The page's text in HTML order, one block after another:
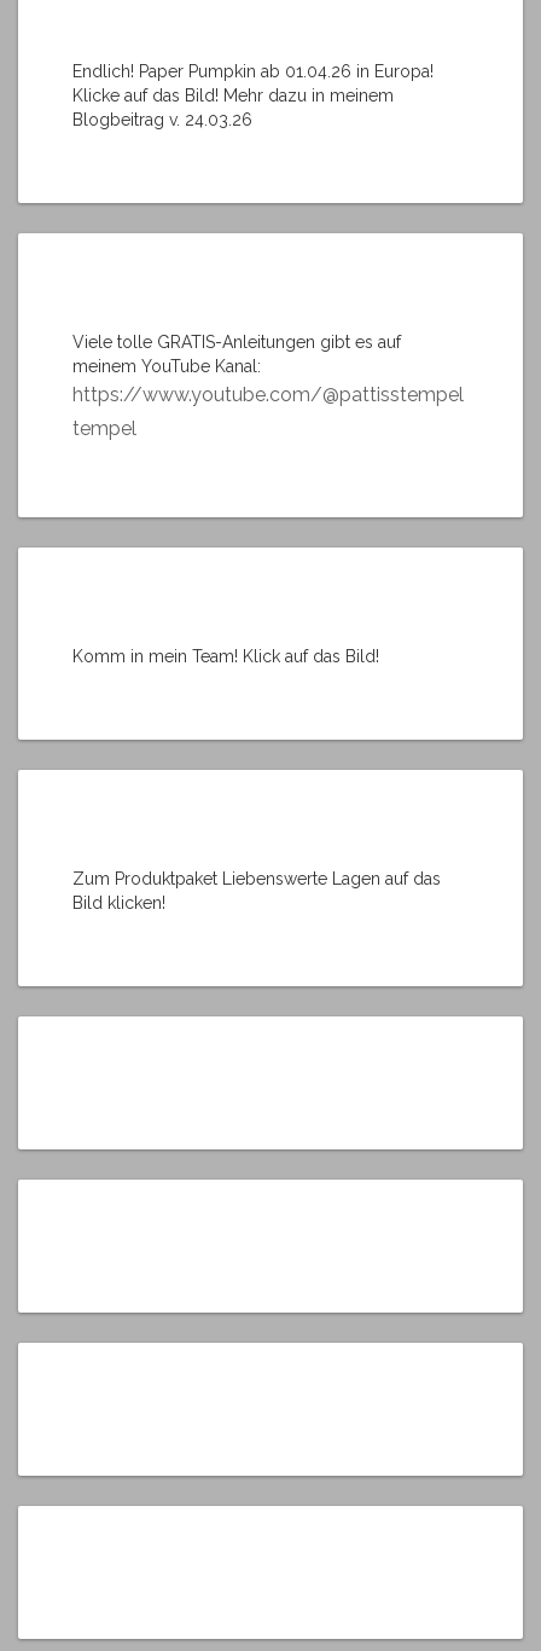
Endlich! Paper Pumpkin ab 01.04.26 in Europa!
Klicke auf das Bild! Mehr dazu in meinem
Blogbeitrag v. 24.03.26
Viele tolle GRATIS-Anleitungen gibt es auf
meinem YouTube Kanal:
https://www.youtube.com/@pattisstempel
tempel
Komm in mein Team! Klick auf das Bild!
Zum Produktpaket Liebenswerte Lagen auf das
Bild klicken!